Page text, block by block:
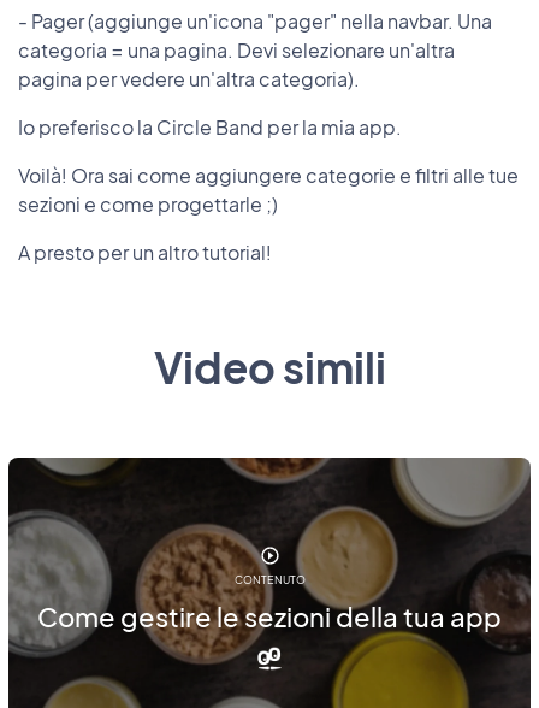
- Pager (aggiunge un'icona "pager" nella navbar. Una
categoria = una pagina. Devi selezionare un'altra
pagina per vedere un'altra categoria).
Io preferisco la Circle Band per la mia app.
Voilà! Ora sai come aggiungere categorie e filtri alle tue
sezioni e come progettarle ;)
A presto per un altro tutorial!
Video simili
CONTENUTO
Come gestire le sezioni della tua app